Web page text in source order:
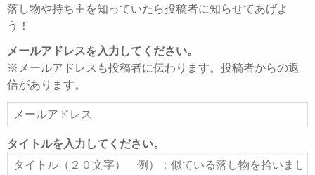
落し物や持ち主を知っていたら投稿者に知らせてあげよ
う！
メールアドレスを入力してください。
※メールアドレスも投稿者に伝わります。投稿者からの返
信があります。
ー
ル
ア
タイトルを入力してください。
タ